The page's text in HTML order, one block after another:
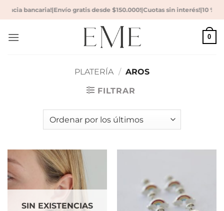
Saltar
al
bancaria!|Envío gratis desde $150.000!|Cuotas sin interés!|10 % de
0
PLATERÍA / AROS
FILTRAR
SIN EXISTENCIAS